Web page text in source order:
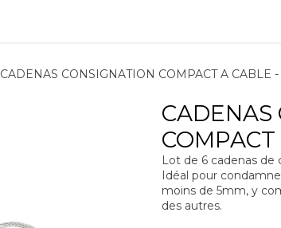
CADENAS CONSIGNATION COMPACT A CABLE
CADENAS
Lot de 6 cadenas de
Idéal pour
moins de 5mm, y
des autres.